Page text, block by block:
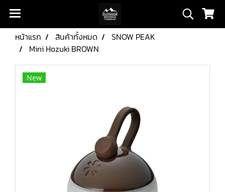
หน้าแรก สินค้าทั้งหมด
SNOW PEAK
Mini Hozuki BROWN
New